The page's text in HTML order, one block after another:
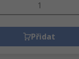
Přidat